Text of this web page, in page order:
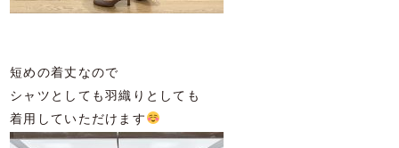
短めの着丈なので
シャツとしても羽織りとしても
着用していただけます